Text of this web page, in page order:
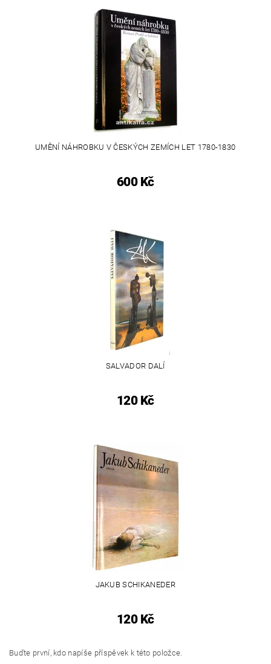
UMĚNÍ NÁHROBKU V ČESKÝCH ZEMÍCH LET 1780-1830
600 Kč
SALVADOR DALÍ
120 Kč
JAKUB SCHIKANEDER
120 Kč
Buďte první, kdo napíše příspěvek k této položce.